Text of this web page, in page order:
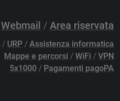
Webmail / Area riservata
/ URP / Assistenza informatica
Mappe e percorsi / WiFi / VPN
5x1000 / Pagamenti pagoPA